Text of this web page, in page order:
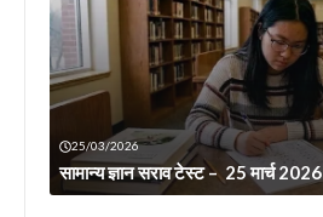
25/03/2026
सामान्य ज्ञान सराव टेस्ट – 25 मार्च 2026